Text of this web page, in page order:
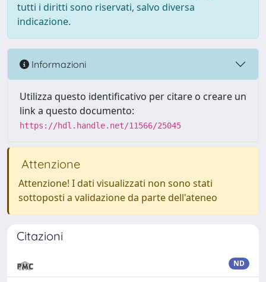
tutti i diritti sono riservati, salvo diversa
indicazione.
Informazioni
Utilizza questo identificativo per citare o creare un
link a questo documento:
https://hdl.handle.net/11566/25045
Attenzione
Attenzione! I dati visualizzati non sono stati
sottoposti a validazione da parte dell'ateneo
Citazioni
ND